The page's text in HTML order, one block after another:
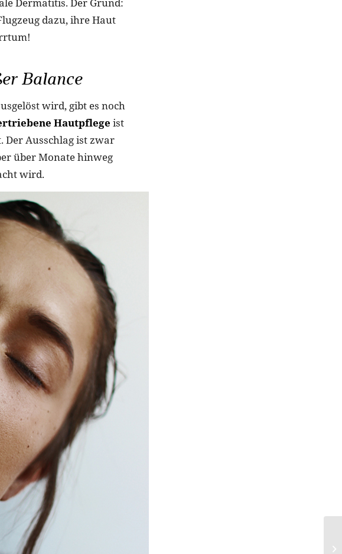
Dermatitis. Der Grund:
dazu, ihre Haut
Balance
wird, gibt es noch
Hautpflege ist
Ausschlag ist zwar
über Monate hinweg
wird.